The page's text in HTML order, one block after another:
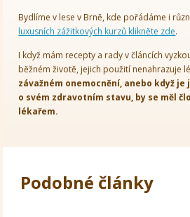
Bydlíme v lese v Brně, kde pořádáme i
luxusních zážitkových kurzů klikněte zde.
I když mám recepty a rady v článcích
běžném životě, jejich použití nenahrazuje
závažném onemocnění, anebo když
o svém zdravotním stavu, by se měl
lékařem.
Podobné články